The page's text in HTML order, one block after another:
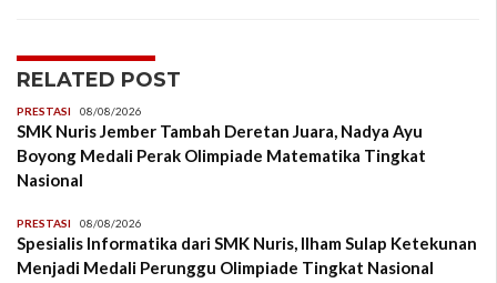
RELATED POST
PRESTASI 08/08/2026
SMK Nuris Jember Tambah Deretan Juara, Nadya Ayu
Boyong Medali Perak Olimpiade Matematika Tingkat
Nasional
PRESTASI 08/08/2026
Spesialis Informatika dari SMK Nuris, Ilham Sulap Ketekunan
Menjadi Medali Perunggu Olimpiade Tingkat Nasional